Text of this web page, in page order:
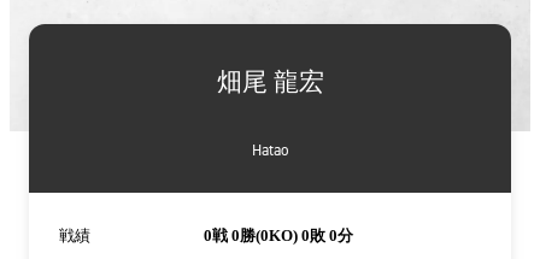
畑尾 龍宏
Hatao
戦績 0戦 0勝(0KO) 0敗 0分